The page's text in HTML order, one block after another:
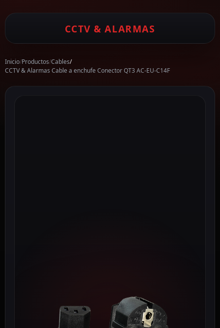
CCTV & ALARMAS
Inicio/Productos/Cables/
CCTV & Alarmas Cable a enchufe Conector QT3 AC-EU-C14F